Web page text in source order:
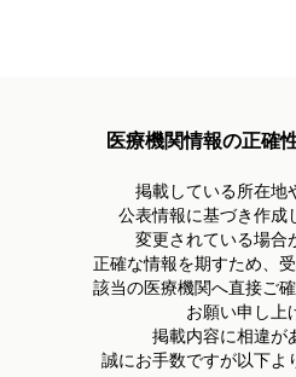
医療機関情報の正確
掲載している所在地
公表情報に基づき作成
変更されている場合
正確な情報を期すため、
該当の医療機関へ直接ご
お願い申し上
掲載内容に相違が
誠にお手数ですが以下よ